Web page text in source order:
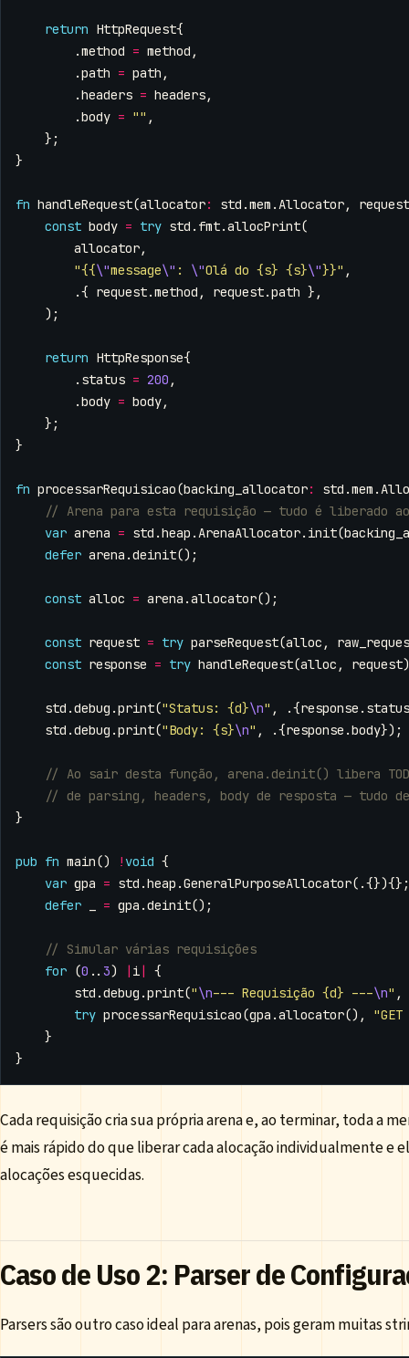
return HttpRequest{
.method = method ,
.path = path ,
.headers = headers,
.body = "" ,
};
}
fn handleRequest(allocator: std .mem . Allocator,
request
const body = try std . fmt.allocPrint(
allocator,
"{{\"message\" : \"Olá do {s} {s}\"}}" ,
.{ request.method , request.path },
);
return HttpResponse{
. status = 200 ,
.body = body,
};
}
fn processarRequisicao(backing_allocator: std .mem .
var arena = std .heap . ArenaAllocator. init(
defer arena .deinit();
const alloc = arena .allocator();
const request = try parseRequest(alloc ,
const response = try handleRequest(alloc , request
std .debug .print("Status: {d}\n" , .{response . status
std .debug .print("Body: {s}\n" , .{response .body});
}
pub fn main() ! void {
var gpa = std .heap .GeneralPurposeAllocator(.{}){};
defer
= gpa .deinit();
for (0 .. 3) | i|
{
std .debug .print("\n--- Requisição {d} ---\n" ,
try processarRequisicao(gpa .allocator(),
}
}
Cada requisição cria sua própria arena e, ao terminar, toda a
é mais rápido do que liberar cada alocação individualmente e
alocações esquecidas.
Caso de Uso 2: Parser de
Parsers são outro caso ideal para arenas, pois geram muitas